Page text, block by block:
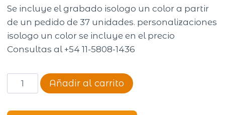
Se incluye el grabado isologo un color a partir
de un pedido de 37 unidades. personalizaciones
isologo un color se incluye en el precio
Consultas al +54 11-5808-1436
Mochila
Way
Añadir al carrito